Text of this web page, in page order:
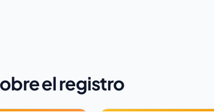
el registro